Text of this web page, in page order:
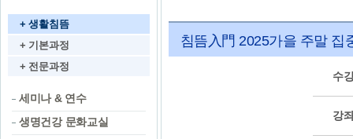
+ 생활침뜸
+ 기본과정
+ 전문과정
세미나 & 연수
생명건강 문화교실
침뜸入門 2025가을 주말 집
수
강